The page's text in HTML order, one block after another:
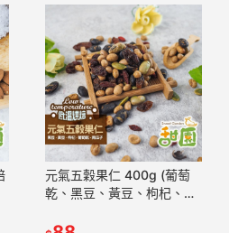
元氣五穀果仁 400g (葡萄
乾、黑豆、黃豆、枸杞、南
醣 精力湯 【甜園】